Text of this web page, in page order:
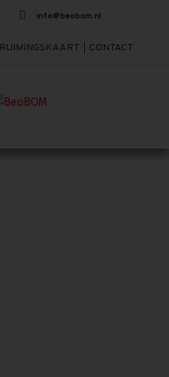
info@beobom.nl
RUIMINGSKAART CONTACT